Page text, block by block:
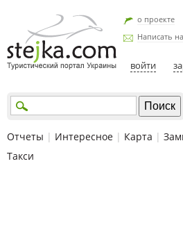
о проекте
Написать
войти
Отчеты | Интересное | Карта |
Такси